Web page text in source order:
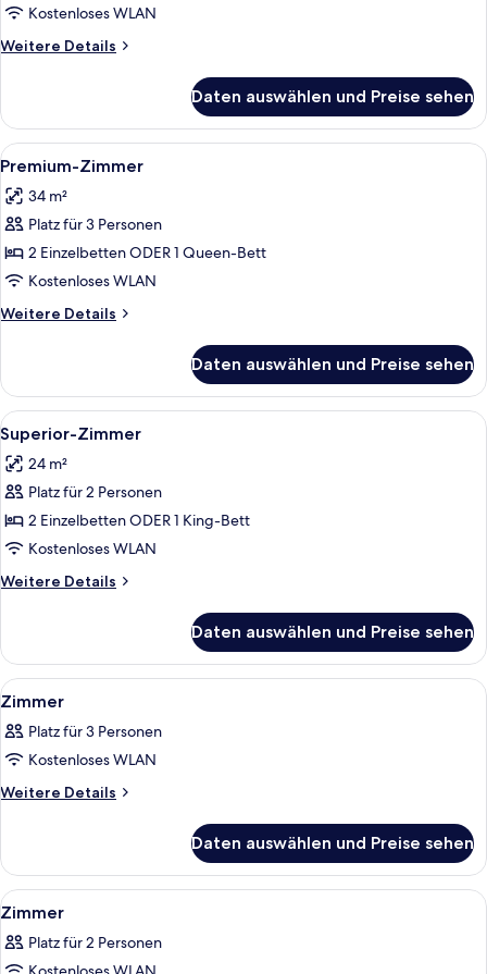
Kostenloses WLAN
Weitere Details
Weitere
Daten auswählen und Preise sehen
Alle
Fotos
für
Premium-
Zimmer
anzeigen
Ein modernes Hotelzimmer mit
10
Premium-Zimmer
34 m²
Platz für 3 Personen
2 Einzelbetten ODER 1 Queen-Bett
Kostenloses WLAN
Weitere Details
Weitere
Zimmer
Daten auswählen und Preise sehen
Alle
Fotos
für
Superior-
Zimmer
anzeigen
Ein Hotelzimmer mit einem großen
7
Superior-Zimmer
24 m²
Platz für 2 Personen
2 Einzelbetten ODER 1 King-Bett
Kostenloses WLAN
Weitere Details
Weitere
Zimmer
Daten auswählen und Preise sehen
Alle
Fotos
für
Zimmer
anzeigen
Ein modernes Hotelzimmer mit Bett,
7
Zimmer
Platz für 3 Personen
Kostenloses WLAN
Weitere Details
Weitere
Daten auswählen und Preise sehen
Alle
Fotos
für
Ein Hotelzimmer mit zwei Betten,
10
Zimmer
Platz für 2 Personen